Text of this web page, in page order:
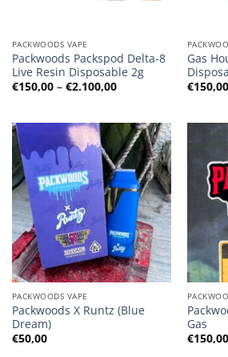
PACKWOODS VAPE
Packwoods Packspod Delta-8
Live Resin Disposable 2g
€150,00 – €2.100,00Preisspanne:
Gas
€150,00
PACKWOODS VAPE
Packwoods X Runtz (Blue
Dream)
€50,00
Gas
€150,00